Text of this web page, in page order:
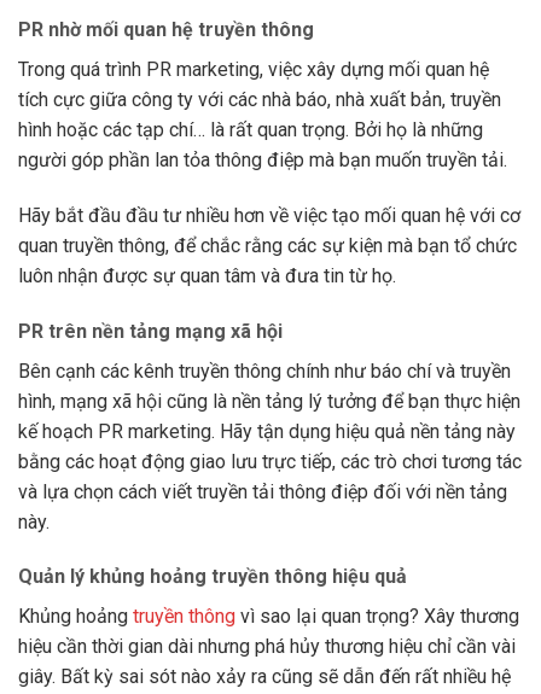
PR nhờ mối quan hệ truyền thông
Trong quá trình PR marketing, việc xây dựng mối quan hệ
tích cực giữa công ty với các nhà báo, nhà xuất bản, truyền
hình hoặc các tạp chí… là rất quan trọng. Bởi họ là những
người góp phần lan tỏa thông điệp mà bạn muốn truyền tải.
Hãy bắt đầu đầu tư nhiều hơn về việc tạo mối quan hệ với cơ
quan truyền thông, để chắc rằng các sự kiện mà bạn tổ chức
luôn nhận được sự quan tâm và đưa tin từ họ.
PR trên nền tảng mạng xã hội
Bên cạnh các kênh truyền thông chính như báo chí và truyền
hình, mạng xã hội cũng là nền tảng lý tưởng để bạn thực hiện
kế hoạch PR marketing. Hãy tận dụng hiệu quả nền tảng này
bằng các hoạt động giao lưu trực tiếp, các trò chơi tương tác
và lựa chọn cách viết truyền tải thông điệp đối với nền tảng
này.
Quản lý khủng hoảng truyền thông hiệu quả
Khủng hoảng truyền thông vì sao lại quan trọng? Xây thương
hiệu cần thời gian dài nhưng phá hủy thương hiệu chỉ cần vài
giây. Bất kỳ sai sót nào xảy ra cũng sẽ dẫn đến rất nhiều hệ